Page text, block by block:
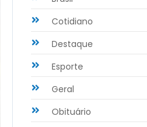
Cotidiano
Destaque
Esporte
Geral
Obituário